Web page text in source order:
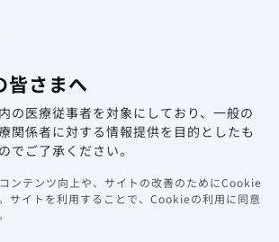
製品情報
最新情報から読み解く
入院対象患者像（おもと
別顧問 琉球大学名誉教
先生）（りんくう総合
総合内科・感染症内科部
皆さまへ
の医療従事者を対象にしており、 一般の
関係者に対する情報提供を目的としたも
でご了承ください。
ンテンツ向上や、サイトの改善のためにCookie
サイトを利用することで、Cookieの利用に同意